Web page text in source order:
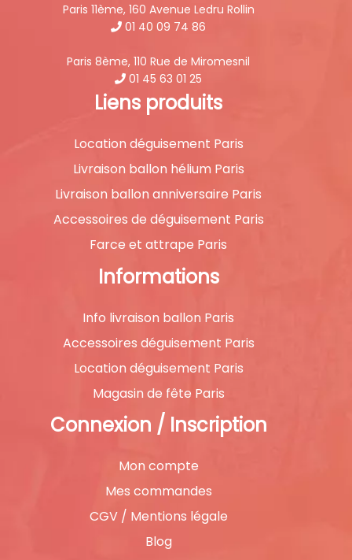
Paris 11ème, 160 Avenue Ledru Rollin
01 40 09 74 86
Paris 8ème, 110 Rue de Miromesnil
01 45 63 01 25
Liens produits
Location déguisement Paris
Livraison ballon hélium Paris
Livraison ballon anniversaire Paris
Accessoires de déguisement Paris
Farce et attrape Paris
Informations
Info livraison ballon Paris
Accessoires déguisement Paris
Location déguisement Paris
Magasin de fête Paris
Connexion / Inscription
Mon compte
Mes commandes
CGV / Mentions légale
Blog